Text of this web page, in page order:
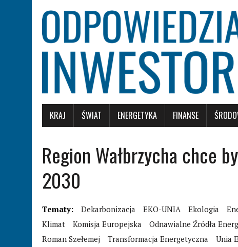
KRAJ ŚWIAT ENERGETYKA FINANSE
Region Wałbrzycha chce
2030
Tematy: Dekarbonizacja EKO-UNIA Ekologia
Klimat
Komisja Europejska Odnawialne Źródła
Roman Szełemej
Transformacja Energetyczna Unia